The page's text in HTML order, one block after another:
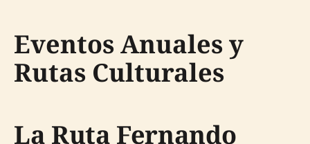
Eventos Anuales y
Rutas Culturales
La Ruta Fernando